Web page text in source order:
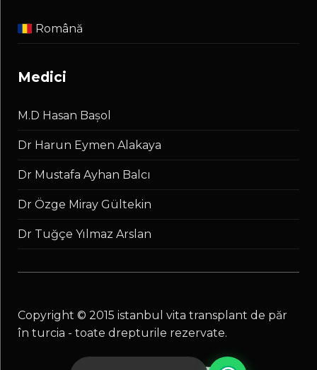
Română
medici
M.D Hasan Başol
Dr Harun Eymen Alakaya
Dr Mustafa Ayhan Balcı
Dr Özge Miray Gültekin
Dr Tuğçe Yılmaz Arslan
copyright © 2015 istanbul vita transplant de păr
în turcia - toate drepturile rezervate.